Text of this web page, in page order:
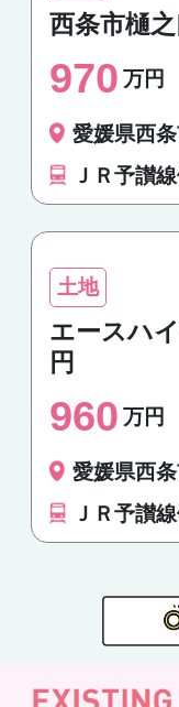
西条市樋
970 万円
愛媛県西
ＪＲ予讃
土地
エースハ
円
960 万円
愛媛県西
ＪＲ予讃